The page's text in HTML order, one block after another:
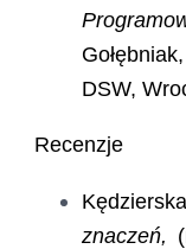
DSW,
Recenzje
znaczeń,